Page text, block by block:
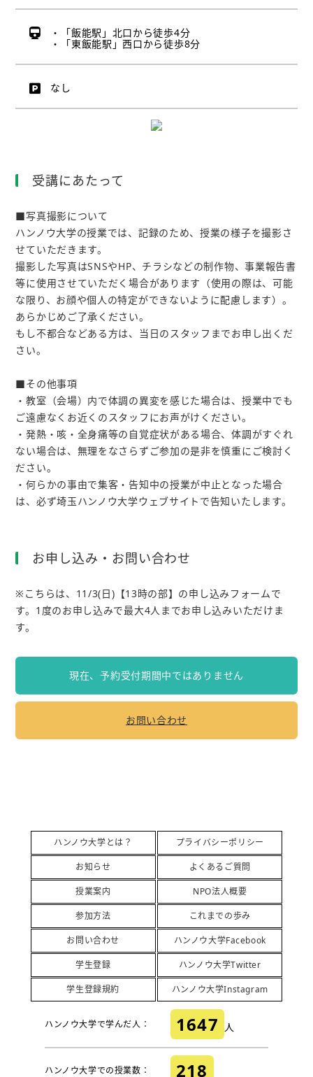
・「飯能駅」北口から徒歩4分
・「東飯能駅」西口から徒歩8分
なし
受講にあたって
■写真撮影について
ハンノウ大学の授業では、記録のため、授業の様子を撮影さ
せていただきます。
撮影した写真はSNSやHP、チラシなどの制作物、事業報告書
等に使用させていただく場合があります（使用の際は、可能
な限り、お顔や個人の特定ができないように配慮します）。
あらかじめご了承ください。
もし不都合などある方は、当日のスタッフまでお申し出くだ
さい。
■その他事項
・教室（会場）内で体調の異変を感じた場合は、授業中でも
ご遠慮なくお近くのスタッフにお声がけください。
・発熱・咳・全身痛等の自覚症状がある場合、体調がすぐれ
ない場合は、無理をなさらずご参加の是非を慎重にご検討く
ださい。
・何らかの事由で集客・告知中の授業が中止となった場合
は、必ず埼玉ハンノウ大学ウェブサイトで告知いたします。
お申し込み・お問い合わせ
※こちらは、11/3(日)【13時の部】の申し込みフォームで
す。1度のお申し込みで最大4人までお申し込みいただけま
す。
現在、予約受付期間中ではありません
お問い合わせ
ハンノウ大学とは？
お知らせ
授業案内
参加方法
お問い合わせ
学生登録
学生登録規約
プライバシーポリシー
よくあるご質問
NPO法人概要
これまでの歩み
ハンノウ大学Facebook
ハンノウ大学Twitter
ハンノウ大学Instagram
ハンノウ大学で学んだ人： 1647 人
ハンノウ大学での授業数： 218